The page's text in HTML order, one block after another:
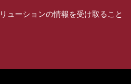
ューションの情報を受け取ること